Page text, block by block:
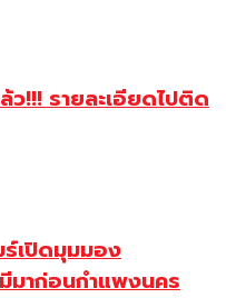
ว!!! รายละเอียดไปติด
เปิดมุมมอง
มาก่อนกำแพงนคร